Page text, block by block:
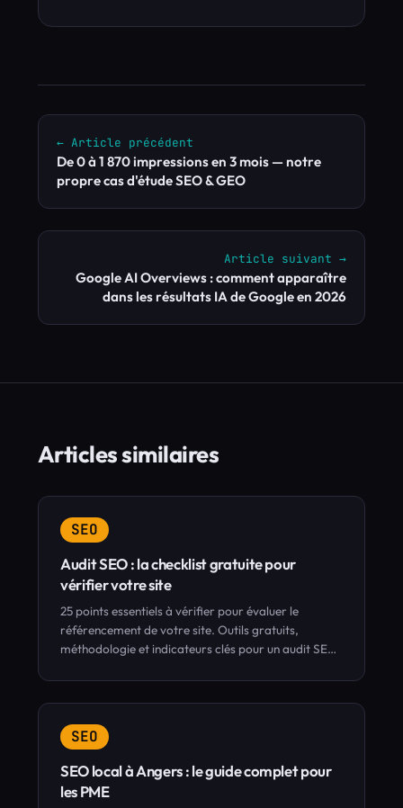
← Article précédent
De 0 à 1 870 impressions en 3 mois — notre
propre cas d'étude SEO & GEO
Article suivant →
Google AI Overviews : comment apparaître
dans les résultats IA de Google en 2026
Articles similaires
SEO
Audit SEO : la checklist gratuite pour
vérifier votre site
25 points essentiels à vérifier pour évaluer le
référencement de votre site. Outils gratuits,
méthodologie et indicateurs clés pour un audit SEO
SEO
SEO local à Angers : le guide complet pour
les PME